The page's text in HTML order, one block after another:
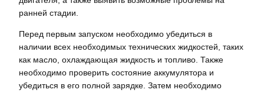
ранней стадии.
Перед первым запуском необходимо убедиться в
наличии всех необходимых технических жидкостей, таких
как масло, охлаждающая жидкость и топливо. Также
необходимо проверить состояние аккумулятора и
убедиться в его полной зарядке. Затем необходимо